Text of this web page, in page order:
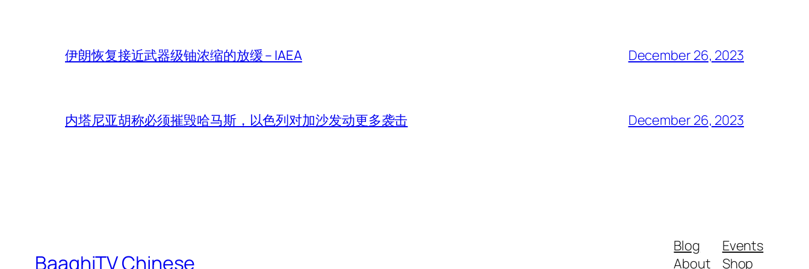
伊朗恢复接近武器级铀浓缩的放缓 – IAEA December 26, 2023
内塔尼亚胡称必须摧毁哈马斯，以色列对加沙发动更多袭击 December 26, 2023
BaaghiTV Chinese
Blog
About
Events
Shop